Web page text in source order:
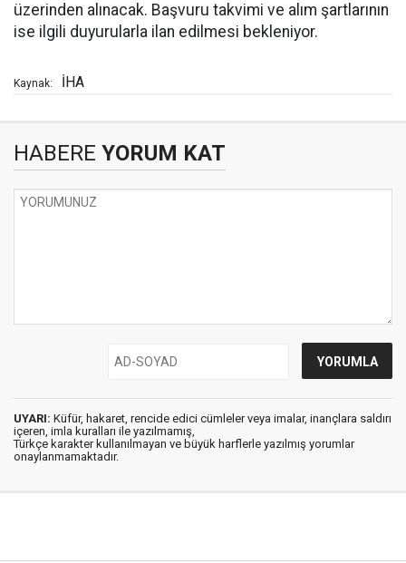
üzerinden alınacak. Başvuru takvimi ve alım şartlarının
ise ilgili duyurularla ilan edilmesi bekleniyor.
Kaynak: İHA
HABERE YORUM KAT
UYARI: Küfür, hakaret, rencide edici cümleler veya imalar, inançlara saldırı
içeren, imla kuralları ile yazılmamış,
Türkçe karakter kullanılmayan ve büyük harflerle yazılmış yorumlar
onaylanmamaktadır.